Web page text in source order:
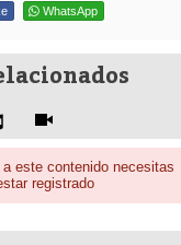
WhatsApp
a este contenido necesitas
registrado